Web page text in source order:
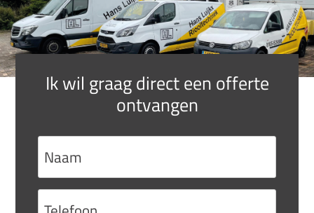
Ik wil graag direct een offerte
ontvangen